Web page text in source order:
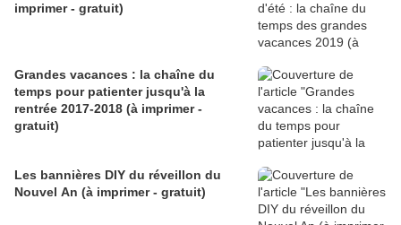
imprimer - gratuit)
Grandes vacances : la chaîne du
temps pour patienter jusqu'à la
rentrée 2017-2018 (à imprimer -
gratuit)
Les bannières DIY du réveillon du
Nouvel An (à imprimer - gratuit)